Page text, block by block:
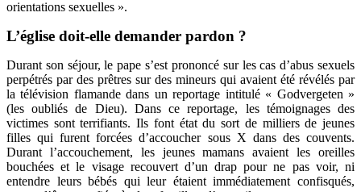
orientations sexuelles ».
L’église doit-elle demander pardon ?
Durant son séjour, le pape s’est prononcé sur les cas d’abus sexuels
perpétrés par des prêtres sur des mineurs qui avaient été révélés par
la télévision flamande dans un reportage intitulé « Godvergeten »
(les oubliés de Dieu). Dans ce reportage, les témoignages des
victimes sont terrifiants. Ils font état du sort de milliers de jeunes
filles qui furent forcées d’accoucher sous X dans des couvents.
Durant l’accouchement, les jeunes mamans avaient les oreilles
bouchées et le visage recouvert d’un drap pour ne pas voir, ni
entendre leurs bébés qui leur étaient immédiatement confisqués,